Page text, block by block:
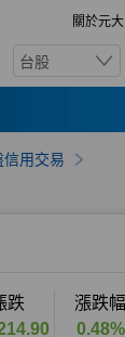
關於元大
台股
信用交易